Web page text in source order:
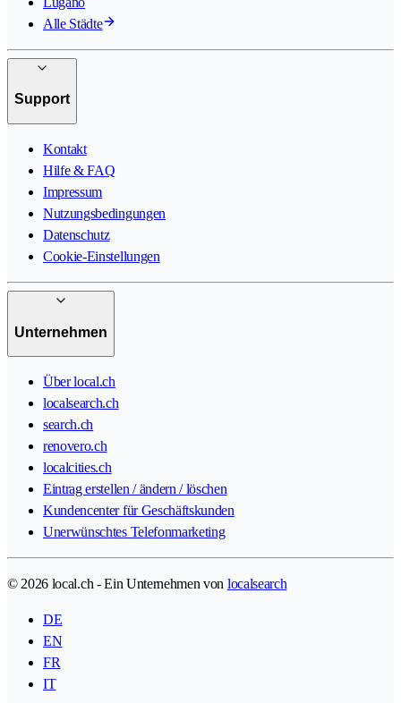
Alle Städte
Support
Kontakt
Hilfe & FAQ
Impressum
Nutzungsbedingungen
Datenschutz
Cookie-Einstellungen
Unternehmen
Über local.ch
localsearch.ch
search.ch
renovero.ch
localcities.ch
Eintrag erstellen / ändern / löschen
Kundencenter für Geschäftskunden
Unerwünschtes Telefonmarketing
© 2026 local.ch - Ein Unternehmen von localsearch
DE
EN
FR
IT